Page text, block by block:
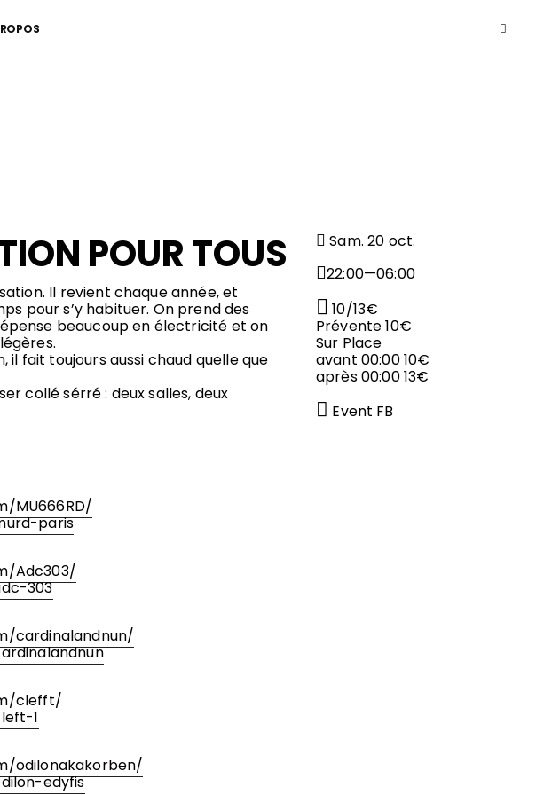
POUR TOUS
Il revient chaque année, et
pour s’y habituer. On prend des
beaucoup en électricité et on
il fait toujours aussi chaud quelle que
collé sérré : deux salles, deux
MU666RD/
paris
Adc303/
303
cardinalandnun/
clefft/
1
odilonakakorben/
edyfis
Sam. 20 oct.
22:00—06:00
10/13€
Prévente 10€
Sur Place
avant 00:00 10€
après 00:00 13€
Event FB